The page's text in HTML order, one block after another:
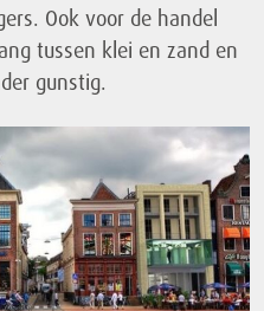
Ook voor de handel
tussen klei en zand en
gunstig.